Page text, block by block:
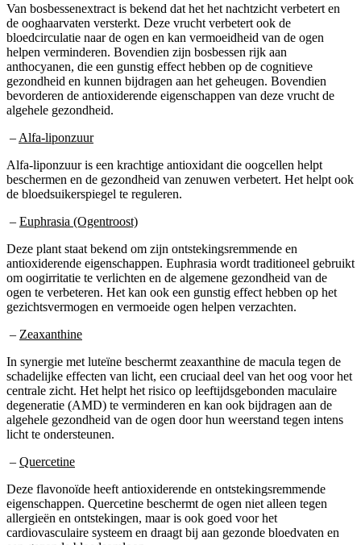
Van bosbessenextract is bekend dat het het nachtzicht verbetert en
de ooghaarvaten versterkt. Deze vrucht verbetert ook de
bloedcirculatie naar de ogen en kan vermoeidheid van de ogen
helpen verminderen. Bovendien zijn bosbessen rijk aan
anthocyanen, die een gunstig effect hebben op de cognitieve
gezondheid en kunnen bijdragen aan het geheugen. Bovendien
bevorderen de antioxiderende eigenschappen van deze vrucht de
algehele gezondheid.
– Alfa-liponzuur
Alfa-liponzuur is een krachtige antioxidant die oogcellen helpt
beschermen en de gezondheid van zenuwen verbetert. Het helpt ook
de bloedsuikerspiegel te reguleren.
– Euphrasia (Ogentroost)
Deze plant staat bekend om zijn ontstekingsremmende en
antioxiderende eigenschappen. Euphrasia wordt traditioneel gebruikt
om oogirritatie te verlichten en de algemene gezondheid van de
ogen te verbeteren. Het kan ook een gunstig effect hebben op het
gezichtsvermogen en vermoeide ogen helpen verzachten.
– Zeaxanthine
In synergie met luteïne beschermt zeaxanthine de macula tegen de
schadelijke effecten van licht, een cruciaal deel van het oog voor het
centrale zicht. Het helpt het risico op leeftijdsgebonden maculaire
degeneratie (AMD) te verminderen en kan ook bijdragen aan de
algehele gezondheid van de ogen door hun weerstand tegen intens
licht te ondersteunen.
– Quercetine
Deze flavonoïde heeft antioxiderende en ontstekingsremmende
eigenschappen. Quercetine beschermt de ogen niet alleen tegen
allergieën en ontstekingen, maar is ook goed voor het
cardiovasculaire systeem en draagt bij aan gezonde bloedvaten en